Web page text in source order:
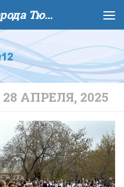
МАОУ гимназия №12 города Тюмени
28 АПРЕЛЯ, 2025